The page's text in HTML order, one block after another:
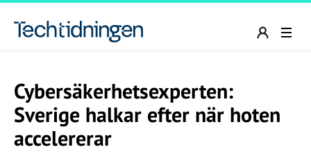
Cybersäkerhetsexperten:
Sverige halkar efter när hoten
accelererar